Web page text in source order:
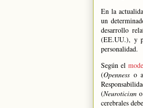
En la
un
desarrollo
(EE.UU.), y
personalidad.
Según el
(Openness o
(Neuroticism
cerebrales